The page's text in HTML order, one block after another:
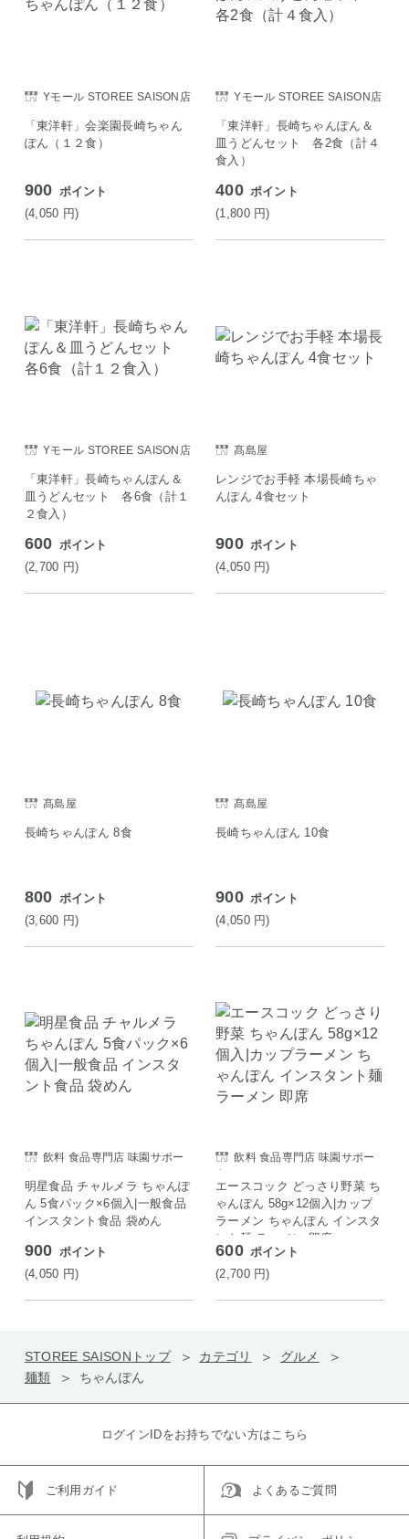
Yモール STOREE SAISON店
「東洋軒」会楽園長崎ちゃん
ぽん（１２食）
900 ポイント
(4,050 円)
Yモール STOREE SAISON店
「東洋軒」長崎ちゃんぽん＆
皿うどんセット 各2食（計４
食入）
400 ポイント
(1,800 円)
Yモール STOREE SAISON店
「東洋軒」長崎ちゃんぽん＆
皿うどんセット 各6食（計１
２食入）
600 ポイント
(2,700 円)
髙島屋
レンジでお手軽 本場長崎ちゃ
んぽん 4食セット
900 ポイント
(4,050 円)
髙島屋
長崎ちゃんぽん 8食
800 ポイント
(3,600 円)
髙島屋
長崎ちゃんぽん 10食
900 ポイント
(4,050 円)
飲料 食品専門店 味園サポー
ト
明星食品 チャルメラ ちゃんぽ
ん 5食パック×6個入|一般食品
インスタント食品 袋めん
900 ポイント
(4,050 円)
飲料 食品専門店 味園サポー
ト
エースコック どっさり野菜 ち
ゃんぽん 58g×12個入|カップ
ラーメン ちゃんぽん インスタ
ント麺 ラーメン 即席
600 ポイント
(2,700 円)
STOREE SAISONトップ カテゴリ
グルメ
麺類
ちゃんぽん
ログインIDをお持ちでない方はこちら
ご利用ガイド よくあるご質問